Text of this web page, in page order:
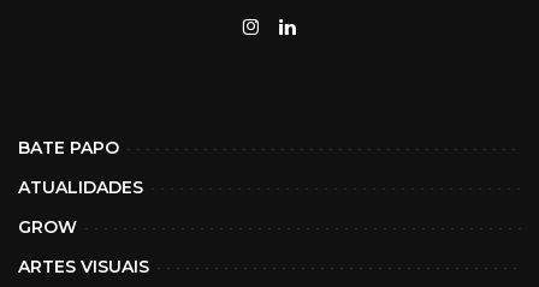
BATE PAPO
ATUALIDADES
GROW
ARTES VISUAIS